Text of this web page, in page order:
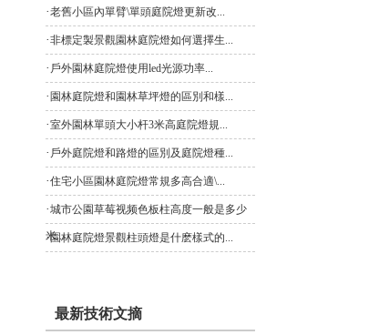
·老舊小區內單臂\單頭庭院燈更新改...
·非標定製景觀園林庭院燈如何選擇生...
· 戶外園林庭院燈使用led光源功率...
· 園林庭院燈和園林草坪燈的區別和樣...
·室外園林單頭大小杆3米高庭院燈規...
· 戶外庭院燈和路燈的區別及庭院燈種...
·住宅小區園林庭院燈常規多高合適\...
·城市公園草莓视频色板柱高度一般是多少
米...
·園林庭院燈景觀柱頭燈是什麽樣式的...
最新技術文摘